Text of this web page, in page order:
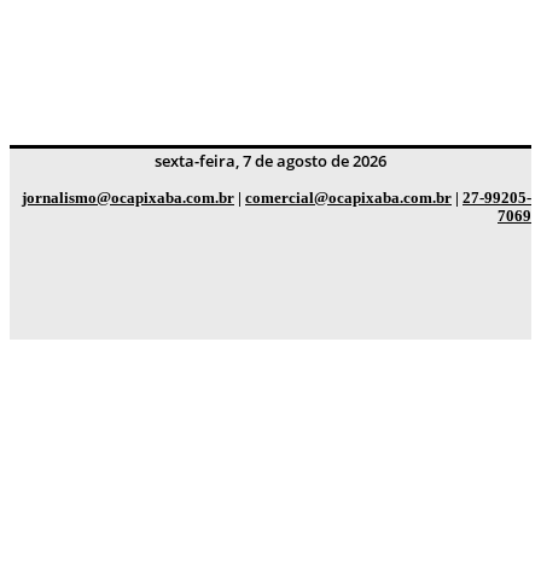
sexta-feira, 7 de agosto de 2026
jornalismo@ocapixaba.com.br | comercial@ocapixaba.com.br | 27-99205-
7069